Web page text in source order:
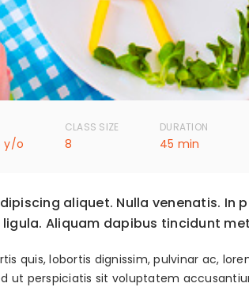
y/o
CLASS SIZE
8
DURATION
45 min
aliquet. Nulla venenatis. In
Aliquam dapibus tincidunt
quis, lobortis dignissim, pulvinar ac,
ut perspiciatis sit voluptatem